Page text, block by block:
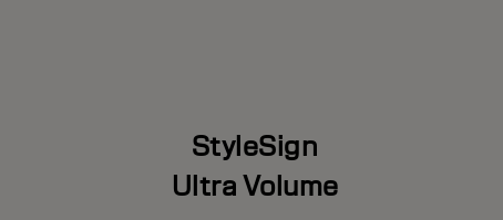
StyleSign
Ultra Volume